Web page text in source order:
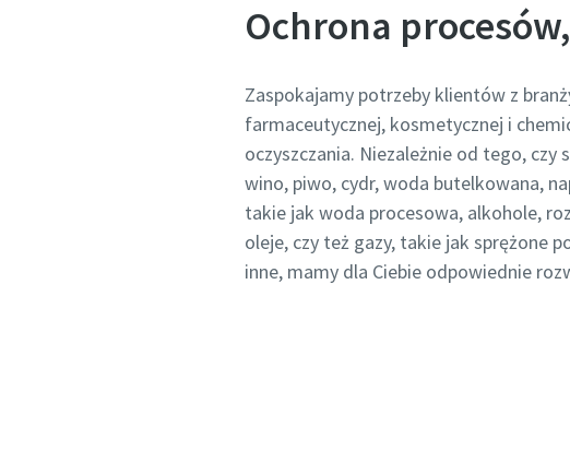
Ochrona
Zaspokajamy potrzeby klientów z
farmaceutycznej, kosmetycznej i
oczyszczania. Niezależnie od tego, czy
wino, piwo, cydr, woda butelkowana,
takie jak woda procesowa, alkohole,
oleje, czy też gazy, takie jak sprężone
inne, mamy dla Ciebie odpowiednie